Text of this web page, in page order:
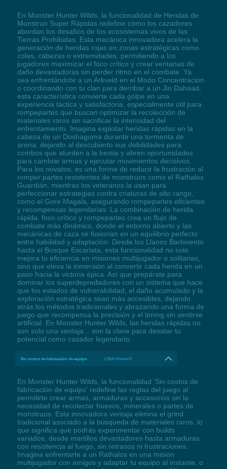
En Monster Hunter Wilds, la funcionalidad de Heridas de
Monstruo Super Rápidas redefine cómo los cazadores
abordan los desafíos de los ecosistemas vivos de las
Tierras Prohibidas. Esta mecánica innovadora acelera la
generación de heridas rojas en zonas estratégicas como
colas, cabezas o extremidades, permitiendo a los
jugadores maximizar el foco crítico y crear ventanas de
daño devastadoras sin perder ritmo en el combate. Ya
sea enfrentándote a un Arkveld en el Modo Concentración
o coordinando con tu clan para derribar a un Jin Dahaad,
esta característica convierte cada golpe en una
experiencia táctica y satisfactoria, especialmente útil para
rompepartes que buscan optimizar la recolección de
materiales raros sin sacrificar la intensidad del
enfrentamiento. Imagina explotar heridas rápidas en la
cabeza de un Doshaguma durante una tormenta de
arena, dejando al descubierto sus debilidades para
combos que aturden a la bestia y abren oportunidades
para cambiar armas y ejecutar movimientos decisivos.
Para los novatos, es una forma de reducir la frustración al
romper partes resistentes de monstruos como el Rathalos
Guardián, mientras los veteranos la usan para
perfeccionar estrategias contra criaturas de alto rango,
como el Gore Magala, asegurando rompepartes eficientes
y recompensas legendarias. La combinación de herida
rápida, foco crítico y rompepartes crea un flujo de
combate más dinámico, donde el entorno abierto y las
mecánicas de caza se fusionan en un equilibrio perfecto
entre habilidad y adaptación. Desde los Llanos Barlovento
hasta el Bosque Escarlata, esta funcionalidad no solo
mejora tu eficiencia en misiones multijugador o solitarias,
sino que eleva la inmersión al convertir cada herida en un
paso hacia la victoria épica. Así que prepárate para
dominar los superdepredadores con un sistema que hace
que los estados de vulnerabilidad, el daño acumulado y la
exploración estratégica sean más accesibles, dejando
atrás los métodos tradicionales y abrazando una forma de
juego que recompensa la precisión y el timing sin sentirse
artificial. En Monster Hunter Wilds, las heridas rápidas no
son solo una ventaja... son la clave para desatar tu
potencial como cazador legendario.
Sin costos de fabricación de equipo LShift+Home+5
En Monster Hunter Wilds, la funcionalidad 'Sin costos de
fabricación de equipo' redefine las reglas del juego al
permitirte crear armas, armaduras y accesorios sin la
necesidad de recolectar huesos, minerales o partes de
monstruos. Esta innovadora ventaja elimina el grind
tradicional asociado a la búsqueda de materiales raros, lo
que significa que podrás experimentar con builds
variados, desde martillos devastadores hasta armaduras
con resistencia al fuego, sin retrasos ni frustraciones.
Imagina enfrentarte a un Rathalos en una misión
multijugador con amigos y adaptar tu equipo al instante, o